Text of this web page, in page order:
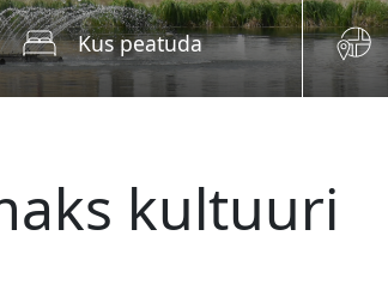
Kus peatuda
kultuuri